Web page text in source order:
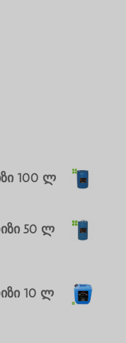
100 ლ
50 ლ
10 ლ
dili